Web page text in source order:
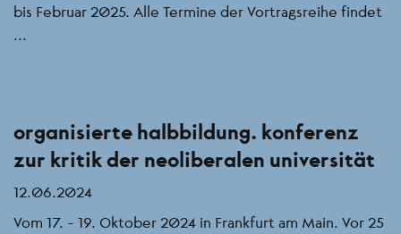
bis Februar 2025. Alle Termine der Vortragsreihe findet
...
organisierte halbbildung. konferenz
zur kritik der neoliberalen universität
12.06.2024
Vom 17. - 19. Oktober 2024 in Frankfurt am Main. Vor 25